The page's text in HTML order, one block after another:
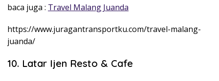
baca juga : Travel Malang Juanda
https://www.juragantransportku.com/travel-malang-
juanda/
10. Latar Ijen Resto & Cafe